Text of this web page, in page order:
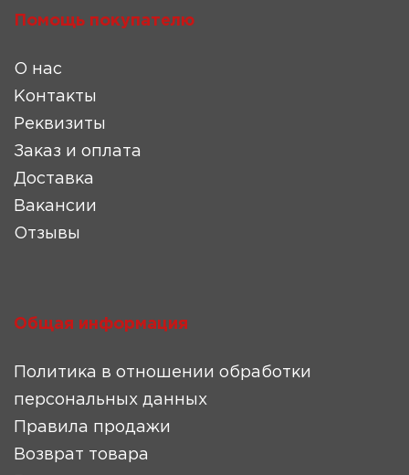
Помощь покупателю
О нас
Контакты
Реквизиты
Заказ и оплата
Доставка
Вакансии
Отзывы
Общая информация
Политика в отношении обработки
персональных данных
Правила продажи
Возврат товара